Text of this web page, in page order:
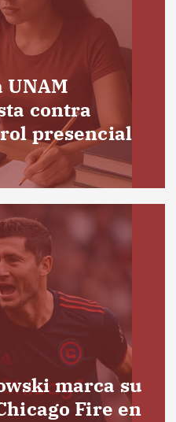
UNAM
contra
presencial
marca su
Fire en